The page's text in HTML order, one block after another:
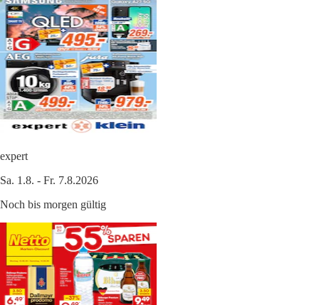
expert
Sa. 1.8. - Fr. 7.8.2026
Noch bis morgen gültig